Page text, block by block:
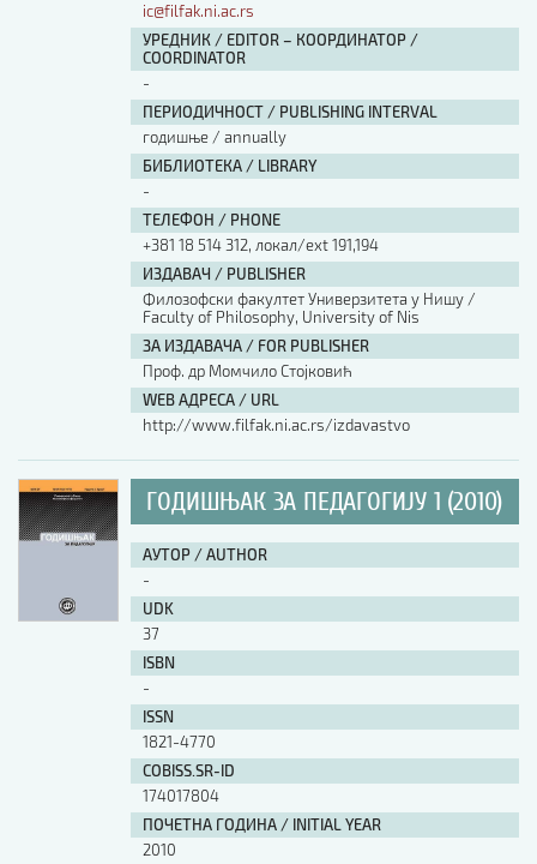
ic@filfak.ni.ac.rs
УРЕДНИК / EDITOR – КООРДИНАТОР /
COORDINATOR
-
ПЕРИОДИЧНОСТ / PUBLISHING INTERVAL
годишње / annually
БИБЛИОТЕКА / LIBRARY
-
ТЕЛЕФОН / PHONE
+381 18 514 312, локал/ext 191,194
ИЗДАВАЧ / PUBLISHER
Филозофски факултет Универзитета у Нишу /
Faculty of Philosophy, University of Nis
ЗА ИЗДАВАЧА / FOR PUBLISHER
Проф. др Момчило Стојковић
WEB АДРЕСА / URL
http://www.filfak.ni.ac.rs/izdavastvo
ГОДИШЊАК ЗА ПЕДАГОГИЈУ 1 (2010)
АУТОР / AUTHOR
-
UDK
37
ISBN
-
ISSN
1821-4770
COBISS.SR-ID
174017804
ПОЧЕТНА ГОДИНА / INITIAL YEAR
2010